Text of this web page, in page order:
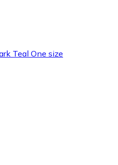
Teal One size